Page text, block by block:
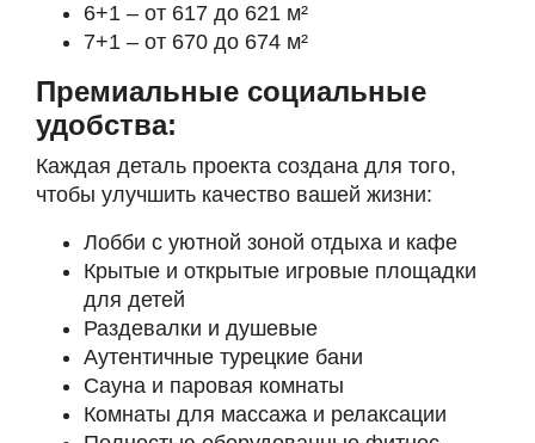
6+1 – от 617 до 621 м²
7+1 – от 670 до 674 м²
Премиальные социальные
удобства:
Каждая деталь проекта создана для того,
чтобы улучшить качество вашей жизни:
Лобби с уютной зоной отдыха и кафе
Крытые и открытые игровые площадки
для детей
Раздевалки и душевые
Аутентичные турецкие бани
Сауна и паровая комнаты
Комнаты для массажа и релаксации